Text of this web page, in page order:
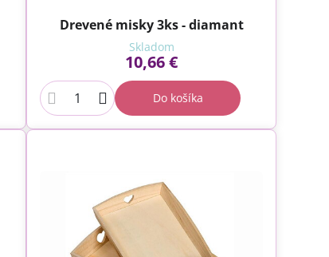
Drevené misky 3ks - diamant
Skladom
10,66 €
Do košíka